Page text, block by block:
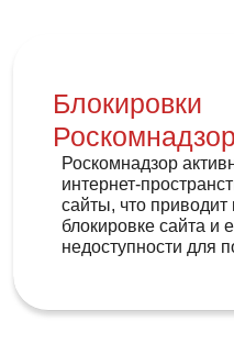
Блокировки
Роскомнадзор
интернет-
сайты, что приводит
блокировке сайта и
недоступности для